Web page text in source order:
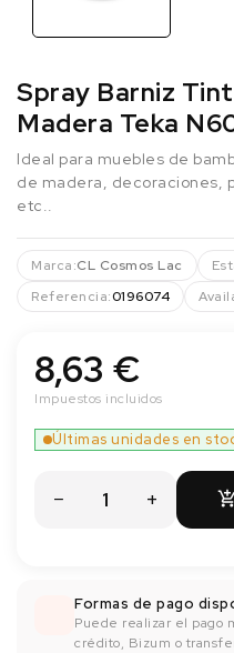
Spray Barniz
Madera Teka
Ideal para muebles de
de madera, decoraciones,
etc..
Marca:CL Cosmos Lac
Referencia:0196074
8,63 €
Impuestos incluidos

Últimas unidades en
Formas de pago
Puede realizar el pago
crédito, Bizum o